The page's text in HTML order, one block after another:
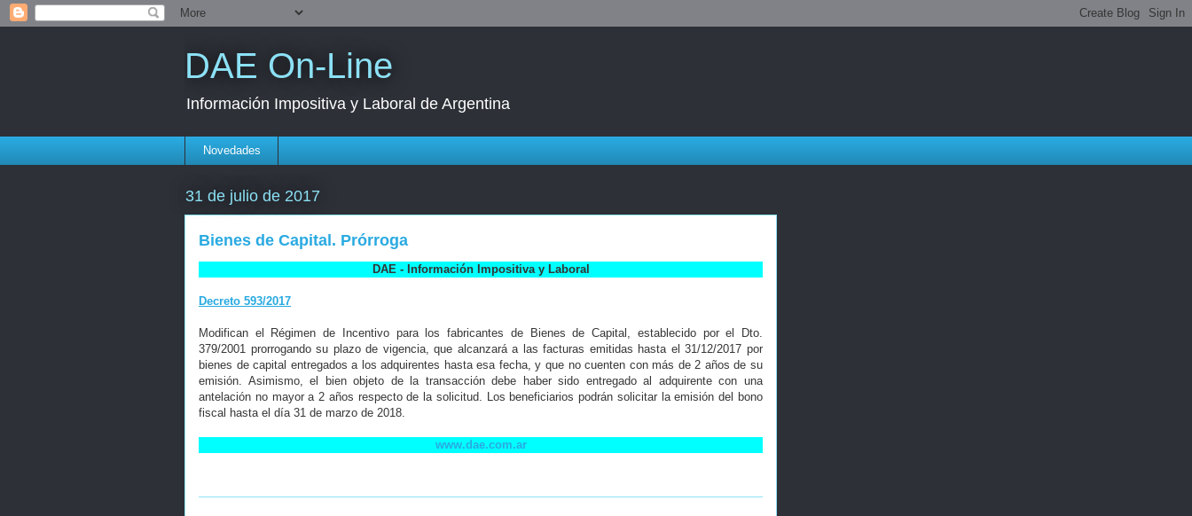
DAE On-Line
Información Impositiva y Laboral de Argentina
Novedades
31 de julio de 2017
Bienes de Capital. Prórroga
DAE - Información Impositiva y Laboral
Decreto 593/2017
Modifican el Régimen de Incentivo para los fabricantes de Bienes de Capital, establecido por el Dto.
379/2001 prorrogando su plazo de vigencia, que alcanzará a las facturas emitidas hasta el 31/12/2017 por
bienes de capital entregados a los adquirentes hasta esa fecha, y que no cuenten con más de 2 años de su
emisión. Asimismo, el bien objeto de la transacción debe haber sido entregado al adquirente con una
antelación no mayor a 2 años respecto de la solicitud. Los beneficiarios podrán solicitar la emisión del bono
fiscal hasta el día 31 de marzo de 2018.
www.dae.com.ar